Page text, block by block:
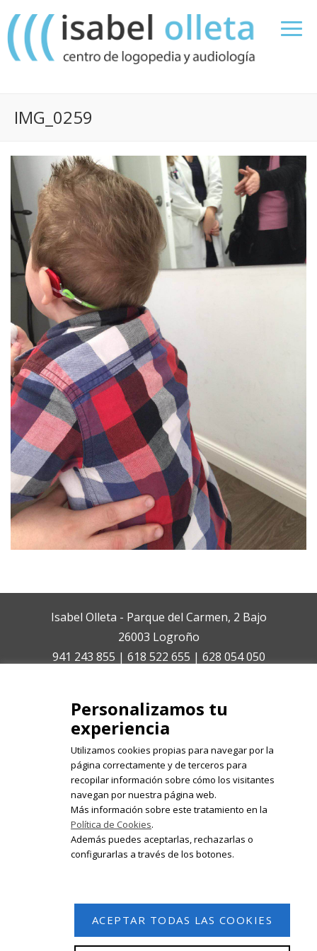
IMG_0259
Isabel Olleta - Parque del Carmen, 2 Bajo
26003 Logroño
941 243 855 | 618 522 655 | 628 054 050
Registrate en nuestro boletín de
noticias
Personalizamos tu
experiencia
Utilizamos cookies propias para navegar por la
página correctamente y de terceros para
recopilar información sobre cómo los visitantes
navegan por nuestra página web.
Más información sobre este tratamiento en la
Política de Cookies.
Además puedes aceptarlas, rechazarlas o
configurarlas a través de los botones.
ACEPTAR TODAS LAS COOKIES